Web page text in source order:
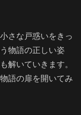
さな戸惑いをきっ
物語の正しい姿
解いていきます。
語の扉を開いてみ